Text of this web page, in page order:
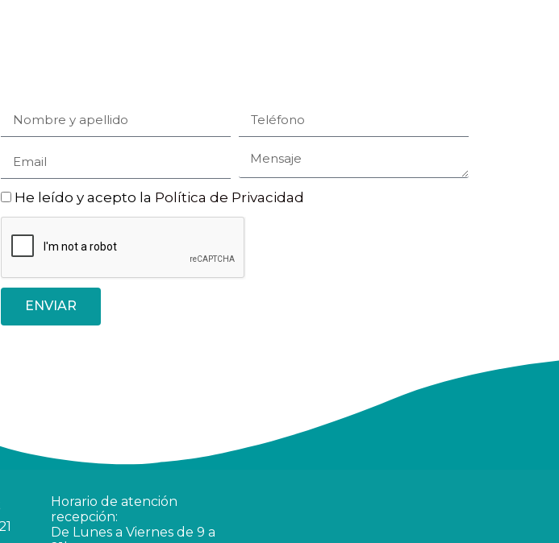
He leído y acepto la Política de Privacidad
ENVIAR
Horario de atención
recepción:
De Lunes a Viernes de 9 a